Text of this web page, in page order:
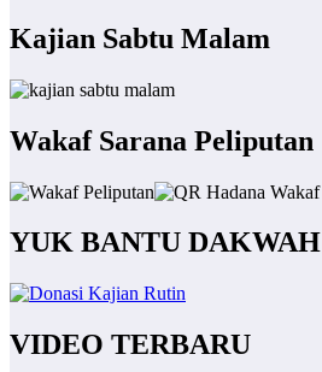
Kajian Sabtu Malam
Wakaf Sarana Peliputan
YUK BANTU DAKWAH
VIDEO TERBARU